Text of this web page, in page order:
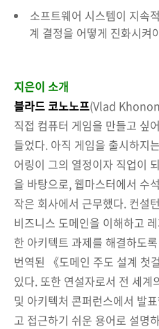
소프트웨어 시스템이 지속
계 결정을 어떻게 진화시켜
지은이 소개
블라드 코노노프(Vlad
직접 컴퓨터 게임을 만들고 싶
들었다. 아직 게임을 출시하지
어링이 그의 열정이자 직업이
을 바탕으로, 웹마스터에서 수
작은 회사에서 근무했다. 컨설
비즈니스 도메인을 이해하고
한 아키텍트 과제를 해결하도
번역된 《도메인 주도 설계 첫
있다. 또한 연설자로서 전 세계
및 아키텍처 콘퍼런스에서 발
고 접근하기 쉬운 용어로 설명